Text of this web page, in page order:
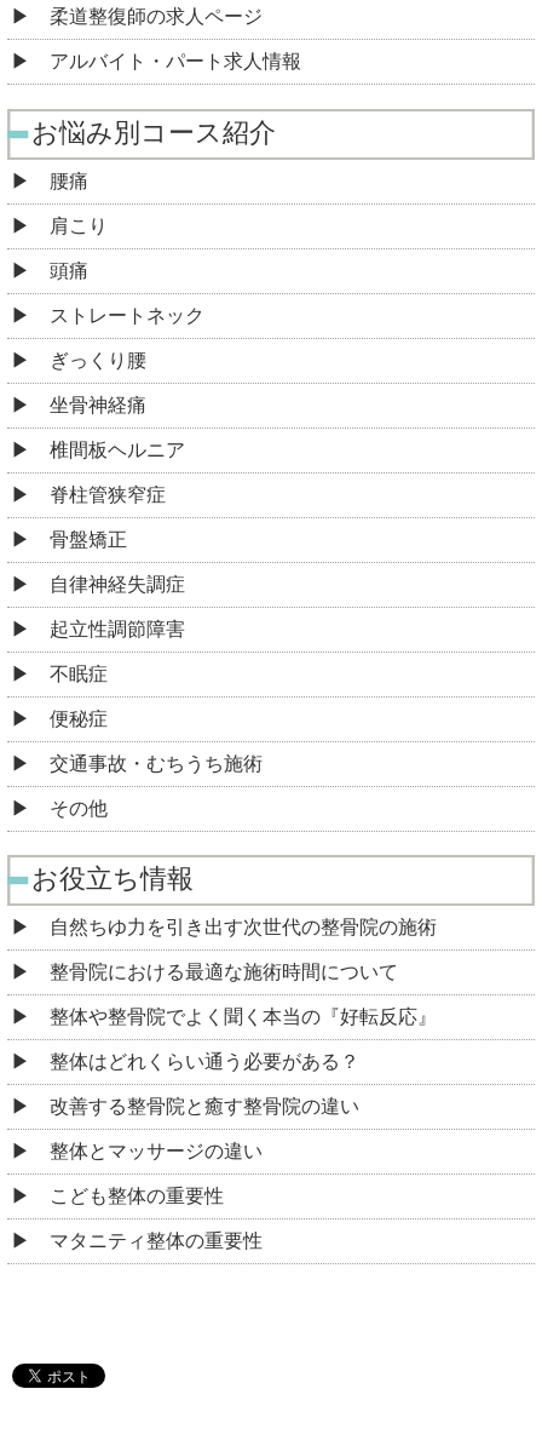
柔道整復師の求人ページ
アルバイト・パート求人情報
お悩み別コース紹介
腰痛
肩こり
頭痛
ストレートネック
ぎっくり腰
坐骨神経痛
椎間板ヘルニア
脊柱管狭窄症
骨盤矯正
自律神経失調症
起立性調節障害
不眠症
便秘症
交通事故・むちうち施術
その他
お役立ち情報
自然ちゆ力を引き出す次世代の整骨院の施術
整骨院における最適な施術時間について
整体や整骨院でよく聞く本当の『好転反応』
整体はどれくらい通う必要がある？
改善する整骨院と癒す整骨院の違い
整体とマッサージの違い
こども整体の重要性
マタニティ整体の重要性